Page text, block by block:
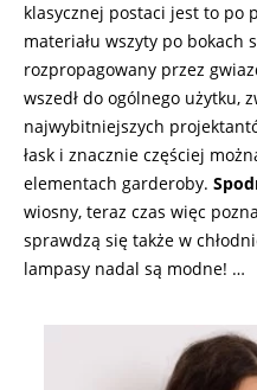
klasycznej postaci jest to po
materiału wszyty po bokach
rozpropagowany przez
wszedł do ogólnego użytku,
najwybitniejszych
łask i znacznie częściej
elementach garderoby.
wiosny, teraz czas więc
sprawdzą się także w
lampasy nadal są modne! …